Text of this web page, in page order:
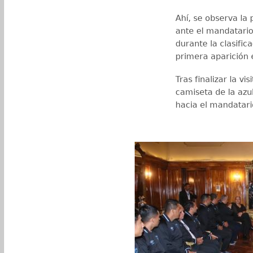
Ahí, se observa la
ante el
durante la
primera aparición
Tras finalizar la
camiseta de la
hacia el